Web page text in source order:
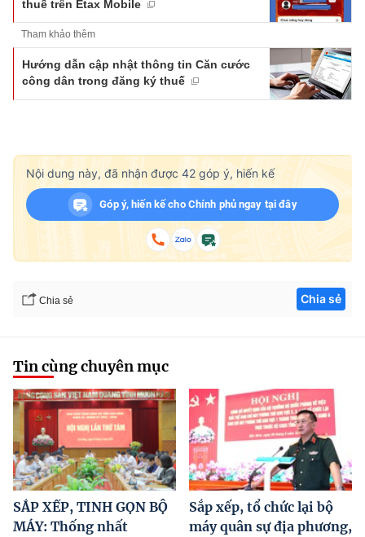
thuế trên Etax Mobile
Tham khảo thêm
Hướng dẫn cập nhật thông tin Căn cước
công dân trong đăng ký thuế
Nội dung này, đã nhận được 42 góp ý, hiến kế
Góp ý, hiến kế cho Chính phủ ngay tại đây
Chia sẻ Chia sẻ
Tin cùng chuyên mục
SẮP XẾP, TINH GỌN BỘ
MÁY: Thống nhất
Sắp xếp, tổ chức lại bộ
máy quân sự địa phương,